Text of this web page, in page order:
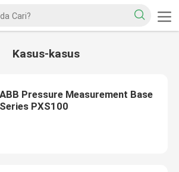
Kasus-kasus
ABB Pressure Measurement Base
Series PXS100